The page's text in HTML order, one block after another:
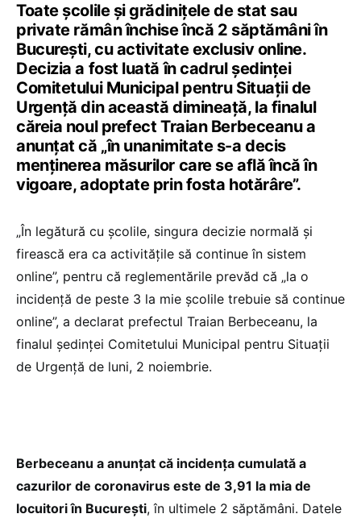
Toate școlile și grădinițele de stat sau
private rămân închise încă 2 săptămâni în
București, cu activitate exclusiv online.
Decizia a fost luată în cadrul ședinței
Comitetului Municipal pentru Situații de
Urgență din această dimineață, la finalul
căreia noul prefect Traian Berbeceanu a
anunțat că „în unanimitate s-a decis
menținerea măsurilor care se află încă în
vigoare, adoptate prin fosta hotărâre”.
„În legătură cu școlile, singura decizie normală și
firească era ca activitățile să continue în sistem
online”, pentru că reglementările prevăd că „la o
incidență de peste 3 la mie școlile trebuie să continue
online”, a declarat prefectul Traian Berbeceanu, la
finalul ședinței Comitetului Municipal pentru Situații
de Urgență de luni, 2 noiembrie.
Berbeceanu a anunțat că incidența cumulată a
cazurilor de coronavirus este de 3,91 la mia de
locuitori în București, în ultimele 2 săptămâni. Datele